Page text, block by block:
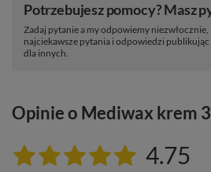
Potrzebujesz pomocy? Masz
Zadaj pytanie a my odpowiemy niezwłocznie,
najciekawsze pytania i odpowiedzi publikując
dla innych.
Opinie o Mediwax krem
4.75